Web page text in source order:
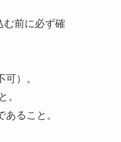
前に必ず確
）。
ること。